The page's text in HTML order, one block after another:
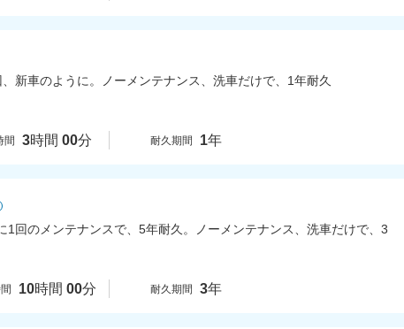
新車のように。ノーメンテナンス、洗車だけで、1年耐久
間 3時間00分 耐久期間 1年
1回のメンテナンスで、5年耐久。ノーメンテナンス、洗車だけで、3
10時間 00分 耐久期間 3年